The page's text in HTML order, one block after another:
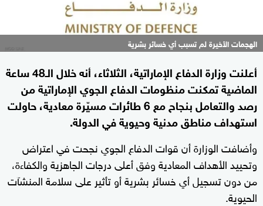
الهجمات الأخيرة لم تسبب أي خسائر بشرية
أعلنت وزارة الدفاع الإماراتية، الثلاثاء، أنه خلال الـ48 ساعة
الماضية تمكنت منظومات الدفاع الجوي الإماراتية من
رصد والتعامل بنجاح مع 6 طائرات مسيّرة معادية، حاولت
استهداف مناطق مدنية وحيوية في الدولة.
وأضافت الوزارة أن قوات الدفاع الجوي نجحت في اعتراض
وتحييد الأهداف المعادية وفق أعلى درجات الجاهزية والكفاءة،
من دون تسجيل أي خسائر بشرية أو تأثير على سلامة المنشآت
الحيوية.